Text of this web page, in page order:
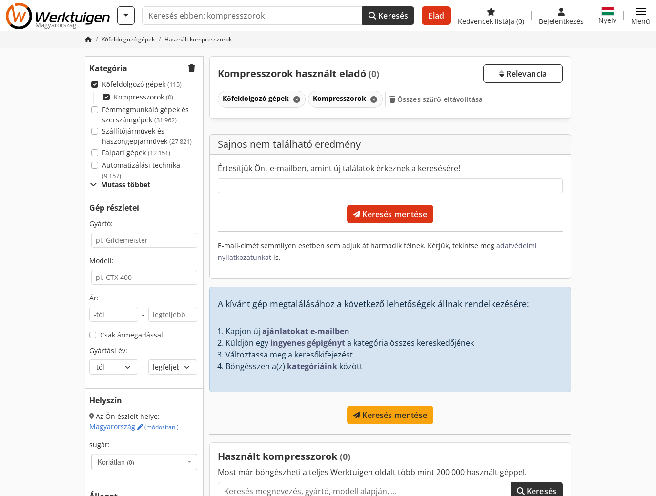
Magyarország
Keresés Elad
Kedvencek listája (0) Bejelentkezés Nyelv Menü
Kőfeldolgozó gépek Használt kompresszorok
Kategória
Kőfeldolgozó gépek (115)
Kompresszorok (0)
Fémmegmunkáló gépek és
szerszámgépek (31 962)
Szállítójárművek és
haszongépjárművek (27 821)
Faipari gépek (12 151)
Automatizálási technika
(9 157)
Mutass többet
Gép részletei
Gyártó:
Modell:
Ár:
-
Csak ármegadással
Gyártási év:
-
Helyszín
Az Ön észlelt helye:
Magyarország
(módosítani)
sugár:
Korlátlan (0)
Kompresszorok használt eladó (0) Relevancia
Kőfeldolgozó gépek Kompresszorok Összes szűrő eltávolítása
Sajnos nem található eredmény
Értesítjük Önt e-mailben, amint új találatok érkeznek a keresésére!
Keresés mentése
E-mail-címét semmilyen esetben sem adjuk át harmadik félnek. Kérjük, tekintse meg adatvédelmi
nyilatkozatunkat is.
A kívánt gép megtalálásához a következő lehetőségek állnak rendelkezésére:
Kapjon új ajánlatokat e-mailben
Küldjön egy ingyenes gépigényta kategória összes kereskedőjének
Változtassa meg a keresőkifejezést
Böngésszen a(z) kategóriáink között
Keresés mentése
Használt kompresszorok (0)
Most már böngészheti a teljes Werktuigen oldalt több mint 200 000 használt géppel.
Keresés